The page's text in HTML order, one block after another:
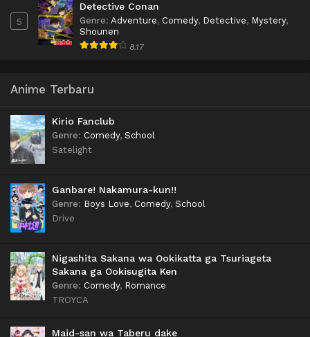
5
Detective Conan
Genre: Adventure, Comedy, Detective, Mystery,
Shounen
8.17
Anime Terbaru
Kirio Fanclub
Genre: Comedy, School
Satelight
Ganbare! Nakamura-kun!!
Genre: Boys Love, Comedy, School
Drive
Nigashita Sakana wa Ookikatta ga Tsuriageta
Sakana ga Ookisugita Ken
Genre: Comedy, Romance
TROYCA
Maid-san wa Taberu dake